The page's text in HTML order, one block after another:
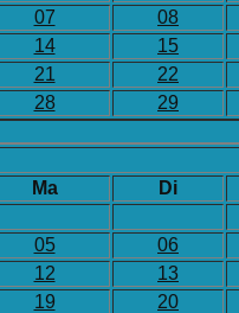
07
08
14
15
21
22
28 29
Ma
Di
05
06
12
13
19
20